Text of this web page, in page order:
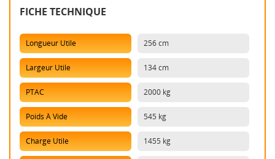
FICHE TECHNIQUE
Longueur Utile 256 cm
Largeur Utile 134 cm
PTAC 2000 kg
Poids À Vide 545 kg
Charge Utile 1455 kg